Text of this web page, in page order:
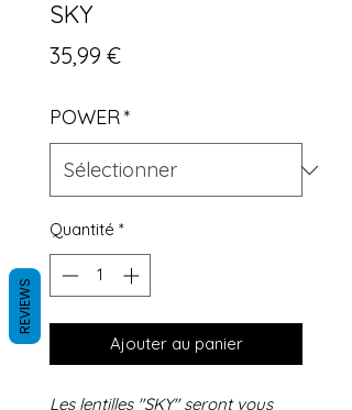
SKY
35,99 €Prix
POWER*
Quantité *
Ajouter au panier
Les lentilles "SKY" seront vous
REVIEWS